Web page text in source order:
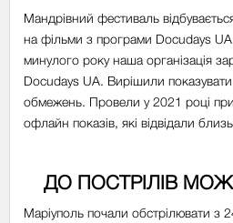
Мандрівний фестиваль
на фільми з програми Docudays
минулого року наша організація
Docudays UA. Вирішили показувати
обмежень. Провели у 2021 році
офлайн показів, які відвідали
ДО ПОСТРІЛІВ
Маріуполь почали обстрілювати